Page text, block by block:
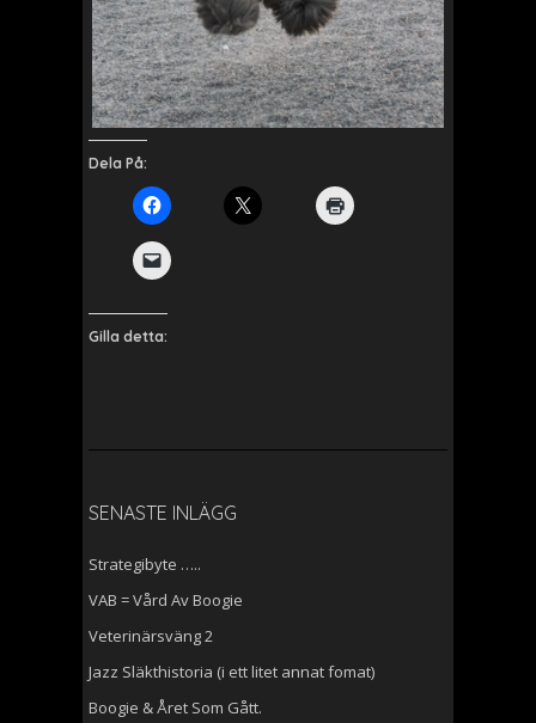
Dela På:
Gilla detta:
SENASTE INLÄGG
Strategibyte …..
VAB = Vård Av Boogie
Veterinärsväng 2
Jazz Släkthistoria (i ett litet annat fomat)
Boogie & Året Som Gått.